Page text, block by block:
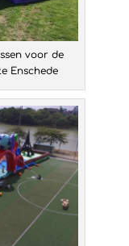
voor de
Enschede